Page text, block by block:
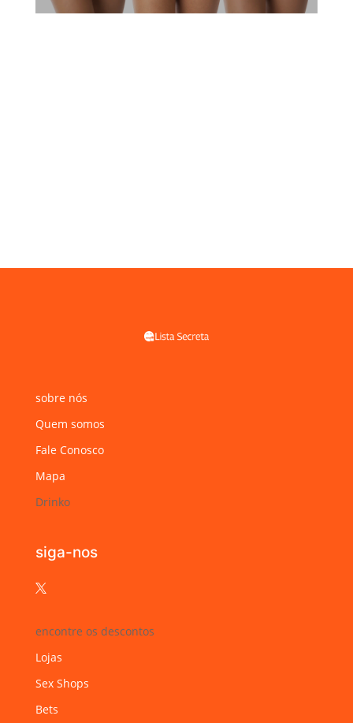
sobre nós
Quem somos
Fale Conosco
Mapa
Drinko
siga-nos

encontre os descontos
Lojas
Sex Shops
Bets